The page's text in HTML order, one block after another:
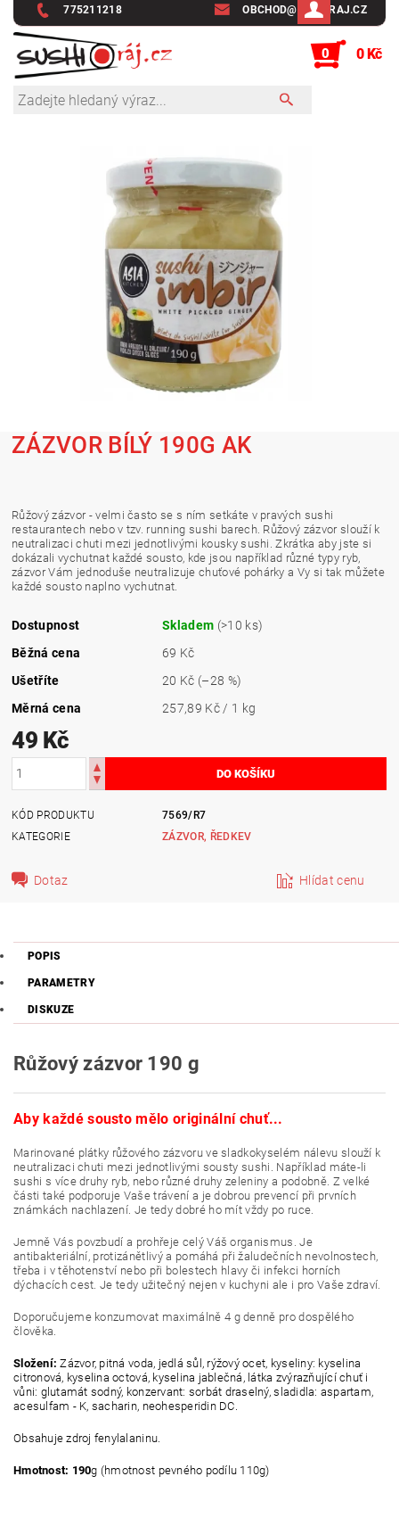
775211218 OBCHOD@SUSHIRAJ.CZ
0 0 Kč
ZÁZVOR BÍLÝ 190G AK
Růžový zázvor - velmi často se s ním setkáte v pravých sushi
restaurantech nebo v tzv. running sushi barech. Růžový zázvor slouží k
neutralizaci chuti mezi jednotlivými kousky sushi. Zkrátka aby jste si
dokázali vychutnat každé sousto, kde jsou například různé typy ryb,
zázvor Vám jednoduše neutralizuje chuťové pohárky a Vy si tak můžete
každé sousto naplno vychutnat.
Dostupnost Skladem (>10 ks)
Běžná cena
69 Kč
Ušetříte
20 Kč (–28 %)
Měrná cena
257,89 Kč / 1 kg
49 Kč
KÓD PRODUKTU
7569/R7
KATEGORIE
ZÁZVOR, ŘEDKEV
Dotaz Hlídat cenu
POPIS
PARAMETRY
DISKUZE
Růžový zázvor 190 g
Aby každé sousto mělo originální chuť...
Marinované plátky růžového zázvoru ve sladkokyselém nálevu slouží k
neutralizaci chuti mezi jednotlivými sousty sushi. Například máte-li
sushi s více druhy ryb, nebo různé druhy zeleniny a podobně. Z velké
části také podporuje Vaše trávení a je dobrou prevencí při prvních
známkách nachlazení. Je tedy dobré ho mít vždy po ruce.
Jemně Vás povzbudí a prohřeje celý Váš organismus. Je
antibakteriální, protizánětlivý a pomáhá při žaludečních nevolnostech,
třeba i v těhotenství nebo při bolestech hlavy či infekci horních
dýchacích cest. Je tedy užitečný nejen v kuchyni ale i pro Vaše zdraví.
Doporučujeme konzumovat maximálně 4 g denně pro dospělého
člověka.
Složení: Zázvor, pitná voda, jedlá sůl, rýžový ocet, kyseliny: kyselina
citronová, kyselina octová, kyselina jablečná, látka zvýrazňující chuť i
vůni: glutamát sodný, konzervant: sorbát draselný, sladidla: aspartam,
acesulfam - K, sacharin, neohesperidin DC.
Obsahuje zdroj fenylalaninu.
Hmotnost: 190g (hmotnost pevného podílu 110g)